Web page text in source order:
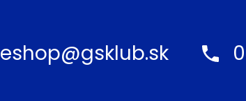
eshop@gsklub.sk